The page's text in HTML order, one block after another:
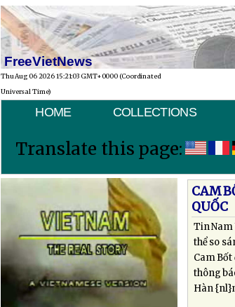
FreeVietNews
Thu Aug 06 2026 15:21:03 GMT+0000 (Coordinated
Universal Time)
HOME COLLECTIONS
Translate this page:
CAM
QUỐC
Tin Nam
thể so
Cam Bốt
thông
Hàn